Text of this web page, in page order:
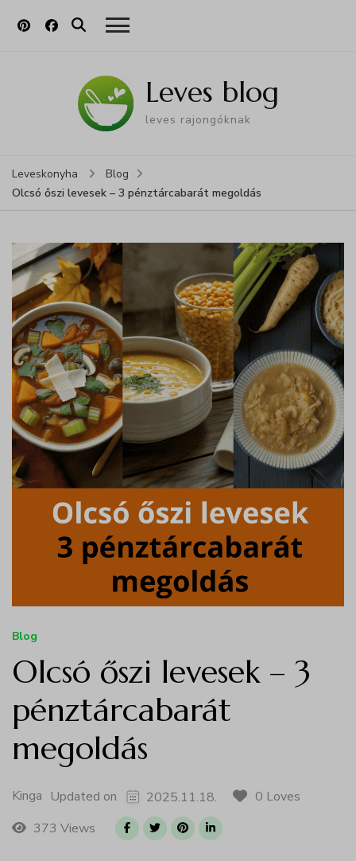
Leves blog
leves rajongóknak
Leveskonyha
Blog
Olcsó őszi levesek – 3 pénztárcabarát megoldás
Blog
Olcsó őszi levesek – 3
pénztárcabarát
megoldás
Kinga Updated on 2025.11.18.
0 Loves
373 Views